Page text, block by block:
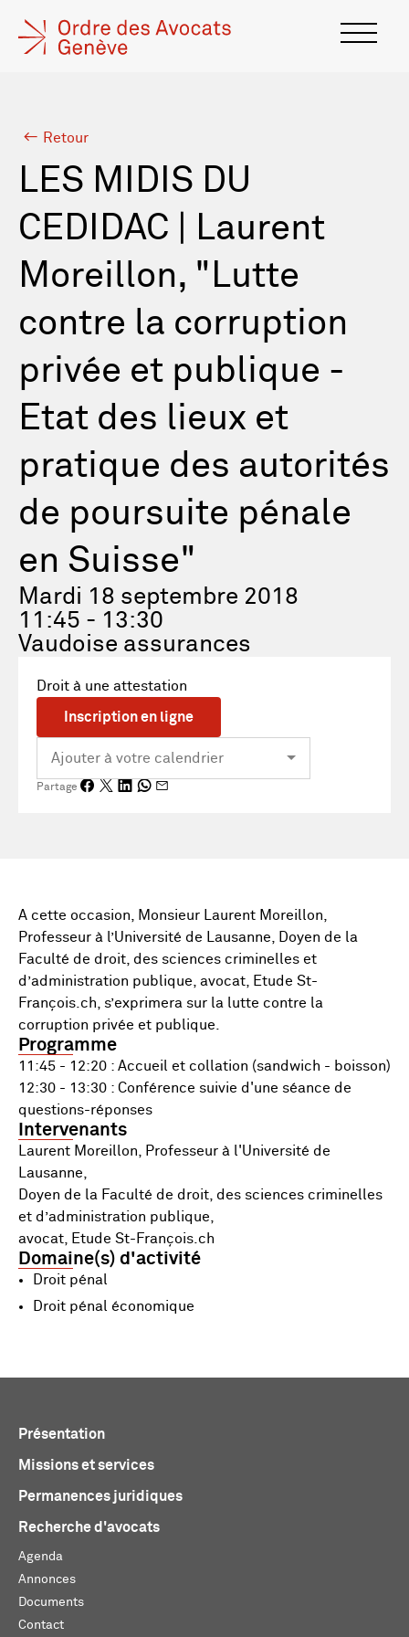
Retour
LES MIDIS DU
CEDIDAC | Laurent
Moreillon, "Lutte
contre la corruption
privée et publique -
Etat des lieux et
pratique des autorités
de poursuite pénale
en Suisse"
Mardi 18 septembre 2018
11:45 - 13:30
Vaudoise assurances
Droit à une attestation
Inscription en ligne
Partage
A cette occasion, Monsieur Laurent Moreillon,
Professeur à l’Université de Lausanne, Doyen de la
Faculté de droit, des sciences criminelles et
d’administration publique, avocat, Etude St-
François.ch, s’exprimera sur la lutte contre la
corruption privée et publique.
Programme
11:45 - 12:20 : Accueil et collation (sandwich - boisson)
12:30 - 13:30 : Conférence suivie d'une séance de
questions-réponses
Intervenants
Laurent Moreillon, Professeur à l'Université de
Lausanne,
Doyen de la Faculté de droit, des sciences criminelles
et d’administration publique,
avocat, Etude St-François.ch
Domaine(s) d'activité
Droit pénal
Droit pénal économique
Présentation
Missions et services
Permanences juridiques
Recherche d'avocats
Agenda
Annonces
Documents
Contact